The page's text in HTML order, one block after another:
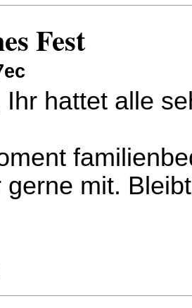
Fest
Ihr hattet alle
gerne mit.